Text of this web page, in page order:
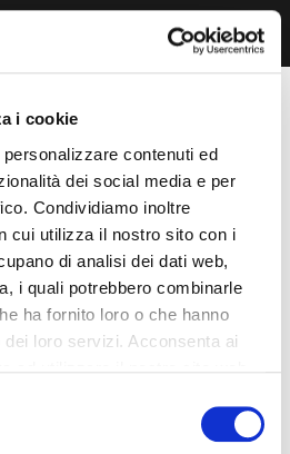
i cookie
contenuti ed
dei social media e per
Condividiamo inoltre
cui utilizza il nostro sito con i
di analisi dei dati web,
i quali potrebbero combinarle
ha fornito loro o che hanno
loro servizi. Acconsenta ai